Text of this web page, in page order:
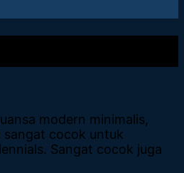
modern minimalis,
sangat cocok untuk
Sangat cocok juga